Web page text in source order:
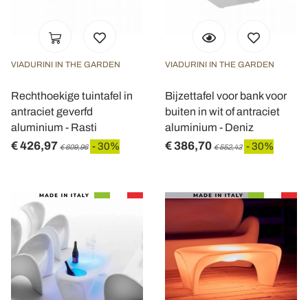
VIADURINI IN THE GARDEN
Rechthoekige tuintafel in
antraciet geverfd
aluminium - Rasti
€ 426,97 € 609,96 - 30%
VIADURINI IN THE GARDEN
Bijzettafel voor bank voor
buiten in wit of antraciet
aluminium - Deniz
€ 386,70 € 552,43 - 30%